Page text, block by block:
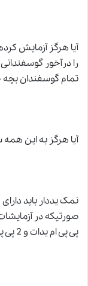
تمام گوسفندان
آیا هرگز به این
نمکیددار باید دارای 2 پی پی ام یدات و 48 پی پی
پی پی ام یدات و 2 پی پی ام ید می باشد!